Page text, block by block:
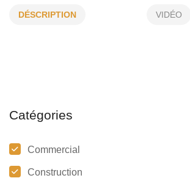
2861, Laflèche, Baie-Comeau, (QC)
DÉSCRIPTION VIDÉO
Catégories
Commercial
Construction